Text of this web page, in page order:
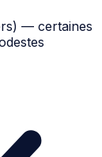
— certaines